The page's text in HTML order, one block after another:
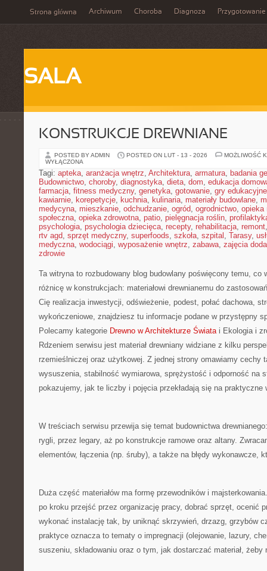
Strona główna Archiwum Choroba Diagnoza Przygotowanie
SALA
KONSTRUKCJE DREWNIANE
POSTED BY ADMIN POSTED ON LUT - 13 - 2026
MOŻLIWOŚĆ
WYŁĄCZONA
Tagi: apteka, aranżacja wnętrz, Architektura, armatura, badania
Budownictwo, choroby, diagnostyka, dieta, dom, edukacja
farmacja, fitness medyczny, genetyka, gotowanie, gry edukacyjne
kawiarnie, korepetycje, kuchnia, kulinaria, materiały budowlane,
medycyna, mieszkanie, odchudzanie, ogród, ogrodnictwo, opieka
społeczna, opieka zdrowotna, patio, pielęgnacja roślin,
psychologia, psychologia dziecięca, recepty, rehabilitacja, remont
rtv agd, sprzęt medyczny, superfoods, szkoła, szpital , Tarasy,
medyczna, wodociągi, wyposażenie wnętrz, zabawa, zajęcia
zdrowie
Ta witryna to rozbudowany blog budowlany poświęcony temu, co
różnicę w konstrukcjach: materiałowi drewnianemu do
Cię realizacja inwestycji, odświeżenie, podest, połać dachowa,
wykończeniowe, znajdziesz tu informacje podane w przystępny
Polecamy kategorie Drewno w Architekturze Światai Ekologia i
Rdzeniem serwisu jest materiał drewniany widziane z kilku
rzemieślniczej oraz użytkowej. Z jednej strony omawiamy cechy
wysuszenia, stabilność wymiarowa, sprężystość i odporność na
pokazujemy, jak te liczby i pojęcia przekładają się na praktyczne
W treściach serwisu przewija się temat budownictwa
rygli, przez legary, aż po konstrukcje ramowe oraz altany.
elementów, łączenia (np. śruby), a także na błędy wykonawcze,
Duża część materiałów ma formę przewodników i
po kroku przejść przez organizację pracy, dobrać sprzęt, ocenić
wykonać instalację tak, by uniknąć skrzywień, drzazg, grzybów
praktyce oznacza to tematy o impregnacji (olejowanie, lazury,
suszeniu, składowaniu oraz o tym, jak dostarczać materiał, żeby